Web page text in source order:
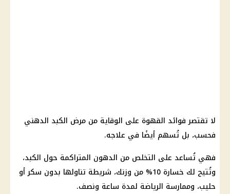
لا تقتصر فوائد القهوة على الوقاية من مرض الكبد الدهني
فحسب، بل تُسهم أيضًا في علاجه.
فهي تُساعد على التخلص من الدهون المتراكمة حول الكبد،
وتُتيح لك خسارة 10% من وزنك، شريطة تناولها بدون سكر أو
حليب، وممارسة الرياضة لمدة ساعة ونصف.